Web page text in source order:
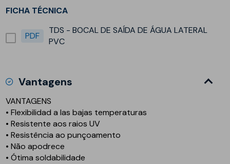
FICHA TÉCNICA
PDF
TDS - BOCAL DE SAÍDA DE ÁGUA LATERAL
PVC
Vantagens
VANTAGENS
• Flexibilidad a las bajas temperaturas
• Resistente aos raios UV
• Resistência ao punçoamento
• Não apodrece
• Ótima soldabilidade